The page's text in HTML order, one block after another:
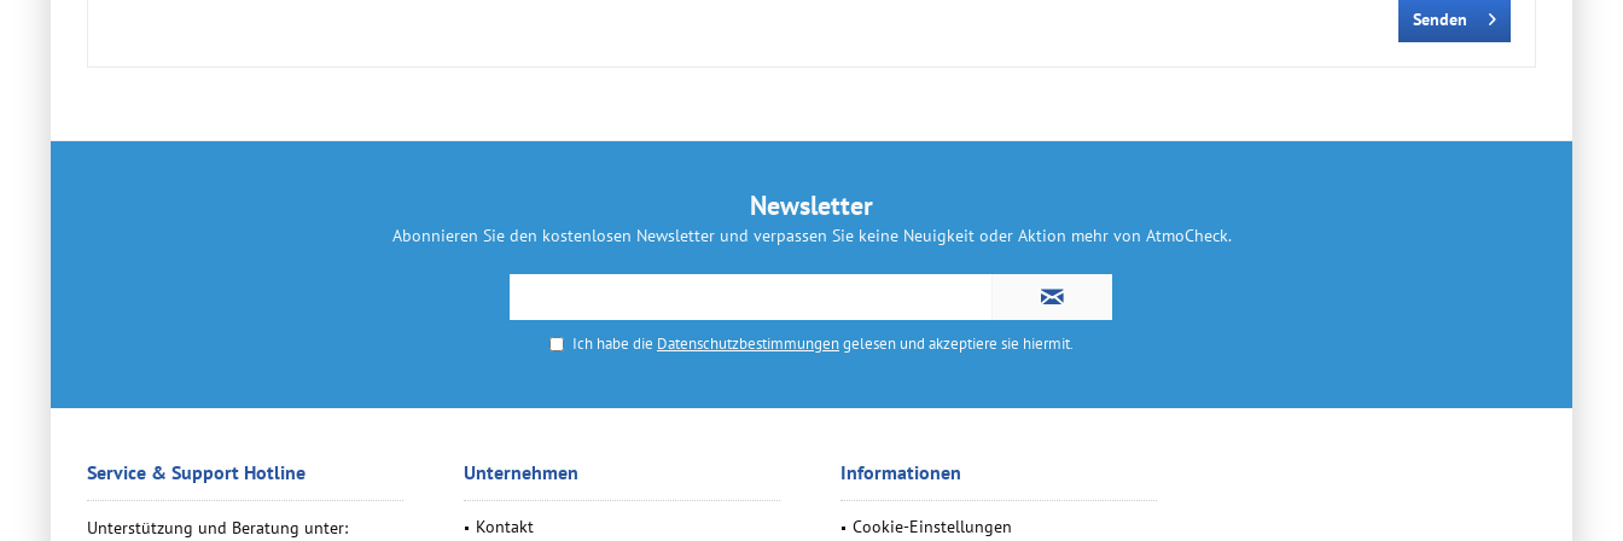
Senden
Newsletter
Abonnieren Sie den kostenlosen Newsletter und verpassen Sie keine Neuigkeit oder Aktion mehr von AtmoCheck.
Ich habe die Datenschutzbestimmungengelesen und akzeptiere sie hiermit.
Service & Support Hotline
Unterstützung und Beratung unter:
Unternehmen
Kontakt
Informationen
Cookie-Einstellungen